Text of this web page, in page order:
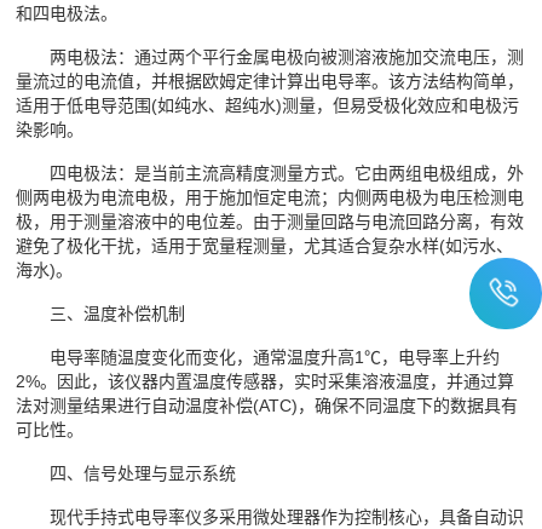
和四电极法。
两电极法：通过两个平行金属电极向被测溶液施加交流电压，测
量流过的电流值，并根据欧姆定律计算出电导率。该方法结构简单，
适用于低电导范围(如纯水、超纯水)测量，但易受极化效应和电极污
染影响。
四电极法：是当前主流高精度测量方式。它由两组电极组成，外
侧两电极为电流电极，用于施加恒定电流；内侧两电极为电压检测电
极，用于测量溶液中的电位差。由于测量回路与电流回路分离，有效
避免了极化干扰，适用于宽量程测量，尤其适合复杂水样(如污水、
海水)。
三、温度补偿机制
电导率随温度变化而变化，通常温度升高1℃，电导率上升约
2%。因此，该仪器内置温度传感器，实时采集溶液温度，并通过算
法对测量结果进行自动温度补偿(ATC)，确保不同温度下的数据具有
可比性。
四、信号处理与显示系统
现代手持式电导率仪多采用微处理器作为控制核心，具备自动识